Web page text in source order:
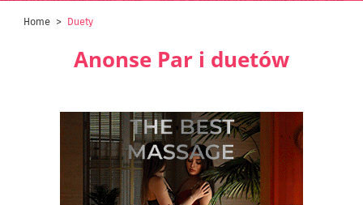
Home Duety
Anonse Par i duetów